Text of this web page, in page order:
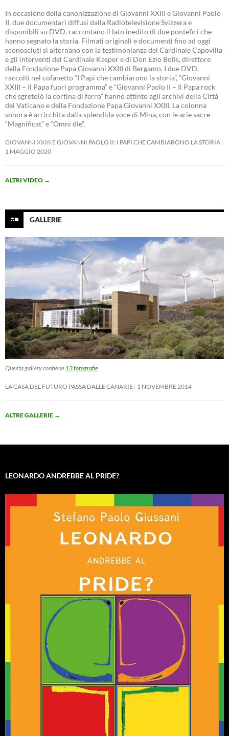
In occasione della canonizzazione di Giovanni XXIII e Giovanni Paolo
II, due documentari diffusi dalla Radiotelevisione Svizzera e
disponibili su DVD, raccontano il lato inedito di due pontefici che
hanno segnato la storia. Filmati originali e documenti fino ad oggi
sconosciuti si alternano con la testimonianza del Cardinale Capovilla
e gli interventi del Cardinale Kasper e di Don Ezio Bolis, direttore
della Fondazione Papa Giovanni XXIII di Bergamo. I due DVD,
raccolti nel cofanetto “I Papi che cambiarono la storia”, “Giovanni
XXIII – Il Papa fuori programma” e “Giovanni Paolo II – Il Papa rock
che sgretolò la cortina di ferro” hanno attinto agli archivi della Città
del Vaticano e della Fondazione Papa Giovanni XXIII. La colonna
sonora è arricchita dalla splendida voce di Mina, con le arie sacre
“Magnificat” e “Omni die”.
GIOVANNI XXIII E GIOVANNI PAOLO II: I PAPI CHE CAMBIARONO LA STORIA
1 MAGGIO 2020
ALTRI VIDEO →
GALLERIE
Questa gallery contiene 13 fotografie.
LA CASA DEL FUTURO PASSA DALLE CANARIE 1 NOVEMBRE 2014
ALTRE GALLERIE →
LEONARDO ANDREBBE AL PRIDE?